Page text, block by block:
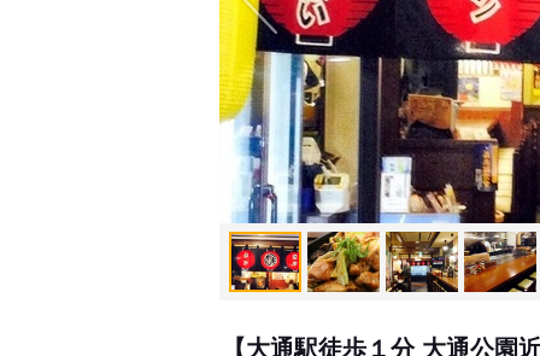
【大通駅徒歩１分 大通公園